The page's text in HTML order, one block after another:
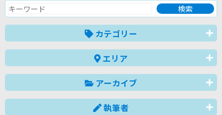
カテゴリー
エリア
アーカイブ
執筆者